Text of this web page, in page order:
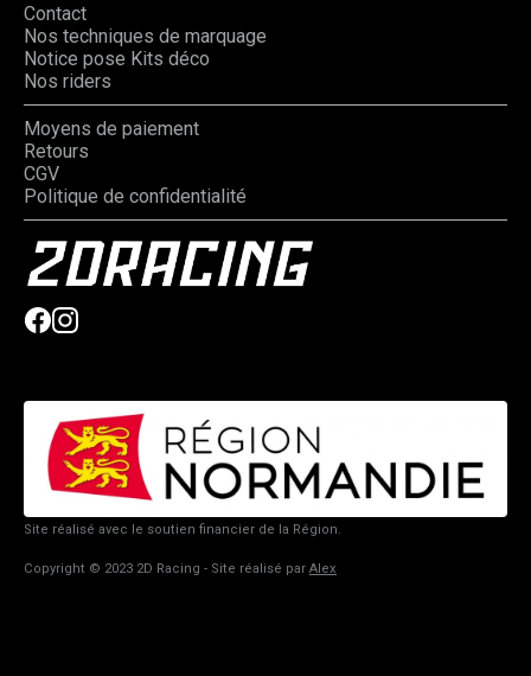
Contact
Nos techniques de marquage
Notice pose Kits déco
Nos riders
Moyens de paiement
Retours
CGV
Politique de confidentialité
Site réalisé avec le soutien financier de la Région.
Copyright © 2023 2D Racing - Site réalisé par Alex